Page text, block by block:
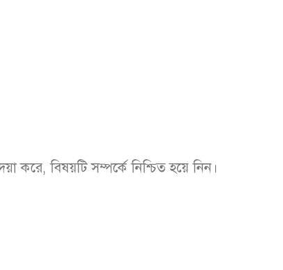
বিষয়টি সম্পর্কে নিশ্চিত হয়ে নিন।